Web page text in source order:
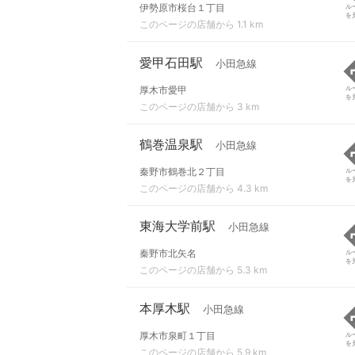
伊勢原市桜台１丁目
このページの店舗から 1.1 km
ル
を
愛甲石田駅 小田急線
厚木市愛甲
このページの店舗から 3 km
ル
を
鶴巻温泉駅 小田急線
秦野市鶴巻北２丁目
このページの店舗から 4.3 km
ル
を
東海大学前駅 小田急線
秦野市北矢名
このページの店舗から 5.3 km
ル
を
本厚木駅 小田急線
厚木市泉町１丁目
このページの店舗から 5.9 km
ル
を